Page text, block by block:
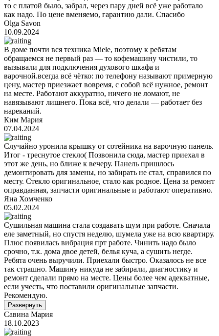
то с платой было, забрал, через пару дней всё уже работало
как надо. По цене вменяемо, гарантию дали. Спасибо
Olga Savon
10.09.2024
В доме почти вся техника Miele, поэтому к ребятам
обращаемся не первый раз — то кофемашину чистили, то
вызывали для подключения духового шкафа и
варочной.всегда всё чётко: по телефону называют примерную
цену, мастер приезжает вовремя, с собой всё нужное, ремонт
на месте. Работают аккуратно, ничего не ломают, не
навязывают лишнего. Пока всё, что делали — работает без
нареканий.
Ким Мария
07.04.2024
Случайно уронила крышку от сотейника на варочную панель.
Итог - треснутое стекло( Позвонила сюда, мастер приехал в
этот же день, но ближе к вечеру. Панель пришлось
демонтировать для замены, но забирать не стал, справился по
месту. Стекло оригинальное, стало как родное. Цена за ремонт
оправданная, запчасти оригинальные и работают оперативно.
Яна Хомченко
05.02.2024
Сушильная машина стала создавать шум при работе. Сначала
еле заметный, но спустя неделю, шумела уже на всю квартиру.
Плюс появилась вибрация прт работе. Чинить надо было
срочно, т.к. дома двое детей, белья куча, а сушить негде.
Ребята очень выручили. Приехали быстро. Оказалось не все
так страшно. Машину никуда не забирали, диагностику и
ремонт сделали прямо на месте. Цены более чем адекватные,
если учесть, что поставили оригинальные запчасти.
Рекомендую.
Развернуть
Савина Мария
18.10.2023